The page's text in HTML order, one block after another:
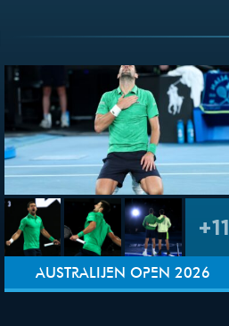
+11
AUSTRALIJEN OPEN 2026